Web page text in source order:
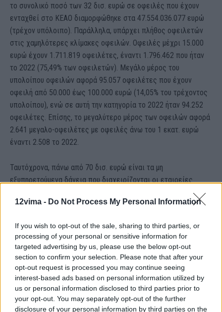
12vima - Do Not Process My Personal Information
If you wish to opt-out of the sale, sharing to third parties, or
processing of your personal or sensitive information for
targeted advertising by us, please use the below opt-out
section to confirm your selection. Please note that after your
opt-out request is processed you may continue seeing
interest-based ads based on personal information utilized by
us or personal information disclosed to third parties prior to
your opt-out. You may separately opt-out of the further
disclosure of your personal information by third parties on the
το συνολικό ποσό των 32 δισ. ευρώ σε οφειλές που έχουν
ενταχθεί στο ΚΕΑΟ διαμορφώθηκε στα 47.554.036.077 ευρώ
(τρέχον υπόλοιπο). Παράλληλα, υπάρχει πλήθος οφειλετών
στις χαμηλότερες κλίμακες οφειλών. Οφειλές μέχρι 15.000
ευρώ έχουν 1.711.819 οφειλέτες, έναντι 1.796.462 που ήταν
το 2022 (75,49% των οφειλετών). Μεγάλο μέρος του
υπολοίπου οφειλών αφορά 95.057 οφειλέτες που έχουν
οφειλή από 50.000 έως 100.000 ευρώ (14,05% του τρέχοντος
υπολοίπου), ενώ σε αυτή την κατηγορία το 2022 ήταν 94.252
οφειλέτες. Επίσης, το μεγαλύτερο μέρος των οφειλών αφορά
2.641 μεγαλο-οφειλέτες με οφειλές άνω του 1 εκατ. ευρώ
έναντι 2.508 το 2022.
Ταυτόχρονα, πάνω από 70 δισ. ευρώ είναι τα μη
εξυπηρετούμενα δάνεια που διαχειρίζονται οι εταιρείες
διαχείρισης απαιτήσεων (servicers), με βάση τα στοιχεία του
α’ τριμήνου του 2024, έναντι 69.466 δισ. ευρώ το προηγούμενο
νοικοκυριών ξεπερνούν τα 116 δισ. ευρώ. Μειωμένα κατά
πολύ είναι πλέον ήδη τα «κόκκινα δάνεια» των ελληνικών
συστημικών τραπεζών, που υποχώρησαν στα 6,44 δισ. ευρώ
συνολικά στο τέλος του 2023, σύμφωνα με στοιχεία του SSM.
Η τάση είναι να συνεχίζουν να μειώνονται περαιτέρω, καθώς
φέτος θα ολοκληρωθούν και οι τελευταίες πωλήσεις από τις
συστημικές τράπεζες και τα οφέλη θα αρχίσουν να γίνονται